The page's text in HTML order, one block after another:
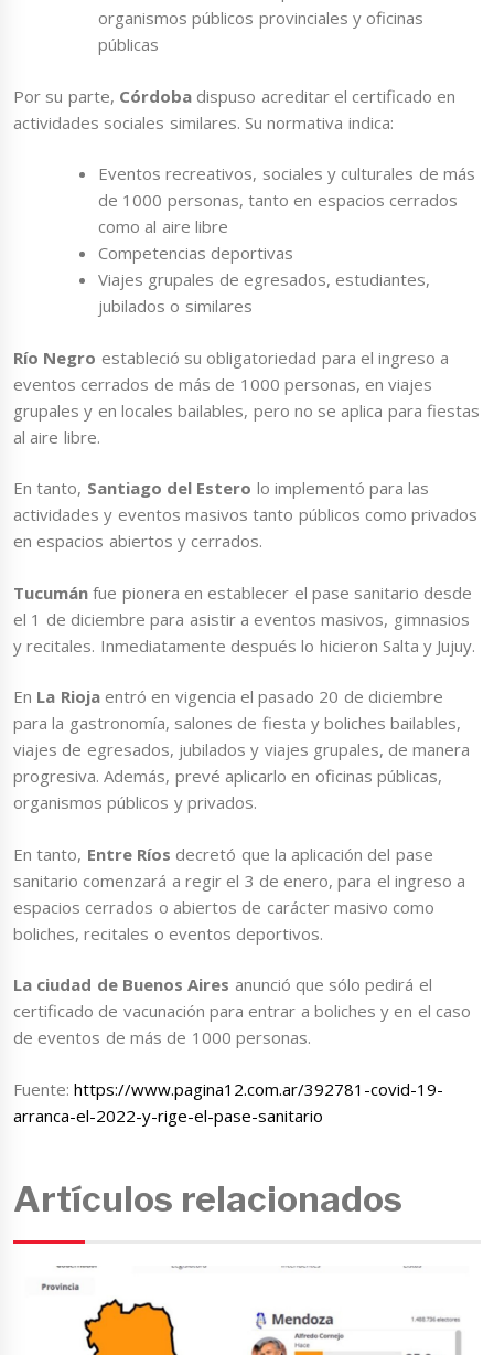
organismos públicos provinciales y oficinas
públicas
Por su parte, Córdoba dispuso acreditar el certificado en
actividades sociales similares. Su normativa indica:
Eventos recreativos, sociales y culturales de más
de 1000 personas, tanto en espacios cerrados
como al aire libre
Competencias deportivas
Viajes grupales de egresados, estudiantes,
jubilados o similares
Río Negro estableció su obligatoriedad para el ingreso a
eventos cerrados de más de 1000 personas, en viajes
grupales y en locales bailables, pero no se aplica para fiestas
al aire libre.
En tanto, Santiago del Estero lo implementó para las
actividades y eventos masivos tanto públicos como privados
en espacios abiertos y cerrados.
Tucumánfue pionera en establecer el pase sanitario desde
el 1 de diciembre para asistir a eventos masivos, gimnasios
y recitales. Inmediatamente después lo hicieron Salta y Jujuy.
En La Riojaentró en vigencia el pasado 20 de diciembre
para la gastronomía, salones de fiesta y boliches bailables,
viajes de egresados, jubilados y viajes grupales, de manera
progresiva. Además, prevé aplicarlo en oficinas públicas,
organismos públicos y privados.
En tanto, Entre Ríos decretó que la aplicación del pase
sanitario comenzará a regir el 3 de enero, para el ingreso a
espacios cerrados o abiertos de carácter masivo como
boliches, recitales o eventos deportivos.
La ciudad de Buenos Aires anunció que sólo pedirá el
certificado de vacunación para entrar a boliches y en el caso
de eventos de más de 1000 personas.
Fuente:https://www.pagina12.com.ar/392781-covid-19-
arranca-el-2022-y-rige-el-pase-sanitario
Artículos relacionados